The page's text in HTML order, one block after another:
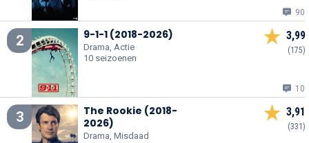
90
2 9-1-1 (2018-2026)
Drama, Actie
10 seizoenen
3,99
(175)
10
3
The Rookie (2018-
2026)
Drama, Misdaad
3,91
(331)